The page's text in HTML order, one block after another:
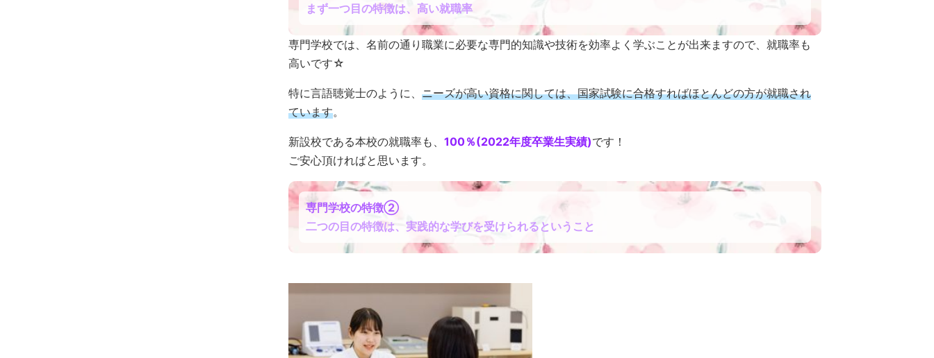
まず一つ目の特徴は、高い就職率
専門学校では、名前の通り職業に必要な専門的知識や技術を効率よく学ぶことが出来ますので、就職率も
高いです☆
特に言語聴覚士のように、 ニーズが高い資格に関しては、国家試験に合格すればほとんどの方が就職され
ています。
新設校である本校の就職率も、 100％(2022年度卒業生実績)です！
ご安心頂ければと思います。
専門学校の特徴②
二つの目の特徴は、実践的な学びを受けられるということ